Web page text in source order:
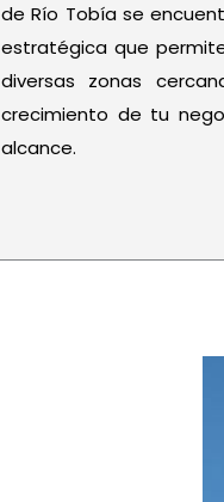
de Río Tobía se
estratégica que
diversas zonas
crecimiento de tu
alcance.